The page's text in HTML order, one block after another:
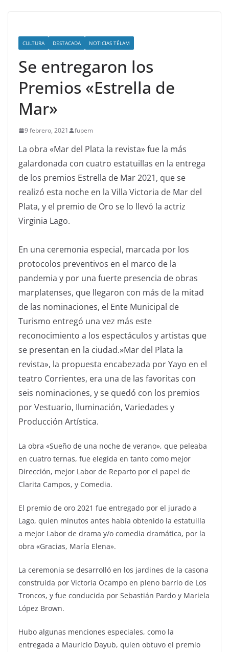
CULTURA DESTACADA NOTICIAS TÉLAM
Se entregaron los
Premios «Estrella de
Mar»
9 febrero, 2021 fupem
La obra «Mar del Plata la revista» fue la más
galardonada con cuatro estatuillas en la entrega
de los premios Estrella de Mar 2021, que se
realizó esta noche en la Villa Victoria de Mar del
Plata, y el premio de Oro se lo llevó la actriz
Virginia Lago.
En una ceremonia especial, marcada por los
protocolos preventivos en el marco de la
pandemia y por una fuerte presencia de obras
marplatenses, que llegaron con más de la mitad
de las nominaciones, el Ente Municipal de
Turismo entregó una vez más este
reconocimiento a los espectáculos y artistas que
se presentan en la ciudad.»Mar del Plata la
revista», la propuesta encabezada por Yayo en el
teatro Corrientes, era una de las favoritas con
seis nominaciones, y se quedó con los premios
por Vestuario, Iluminación, Variedades y
Producción Artística.
La obra «Sueño de una noche de verano», que peleaba
en cuatro ternas, fue elegida en tanto como mejor
Dirección, mejor Labor de Reparto por el papel de
Clarita Campos, y Comedia.
El premio de oro 2021 fue entregado por el jurado a
Lago, quien minutos antes había obtenido la estatuilla
a mejor Labor de drama y/o comedia dramática, por la
obra «Gracias, María Elena».
La ceremonia se desarrolló en los jardines de la casona
construida por Victoria Ocampo en pleno barrio de Los
Troncos, y fue conducida por Sebastián Pardo y Mariela
López Brown.
Hubo algunas menciones especiales, como la
entregada a Mauricio Dayub, quien obtuvo el premio